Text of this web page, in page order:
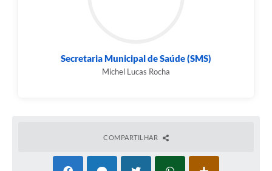
Secretaria Municipal de Saúde (SMS)
Michel Lucas Rocha
COMPARTILHAR